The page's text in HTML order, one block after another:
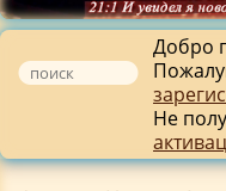
Добро
Не